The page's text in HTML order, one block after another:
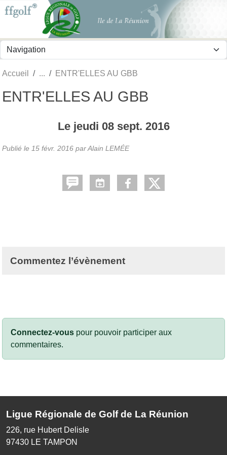
Accueil ENTR'ELLES AU GBB
ENTR'ELLES AU GBB
Le jeudi 08 sept. 2016
Publié le 15 févr. 2016 parAlain LEMÉE
Commentez l’évènement
Connectez-vous pour pouvoir participer aux
commentaires.
Ligue Régionale de Golf de La Réunion
226, rue Hubert Delisle
97430 LE TAMPON
Panneau de gestion des cookies